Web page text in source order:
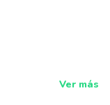
Ver más